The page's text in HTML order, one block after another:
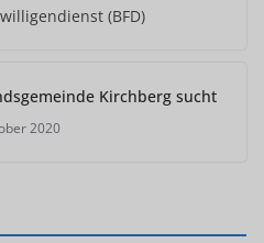
(BFD)
Kirchberg sucht
2020